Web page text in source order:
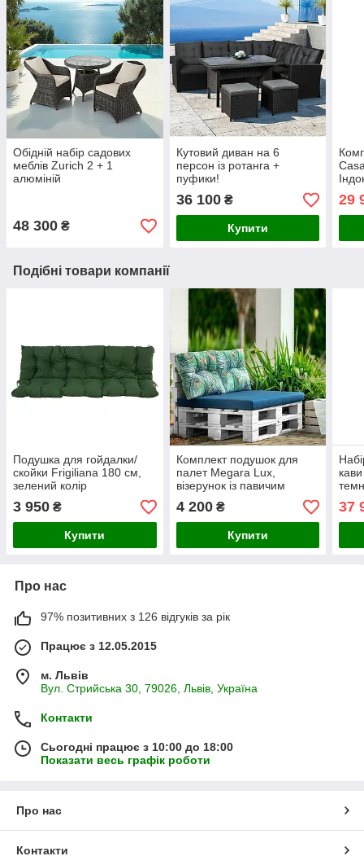
Обідній набір садових
меблів Zurich 2 + 1
алюміній
48 300 ₴
Кутовий диван на 6
персон із ротанга +
пуфики!
36 100₴
Купити
29
Подібні товари компанії
Подушка для гойдалки/
скойки Frigiliana 180 см,
зелений колір
3 950 ₴
Купити
Комплект подушок для
палет Megara Lux,
візерунок із павичим
4 200₴
Купити
37
Про нас
97% позитивних з 126 відгуків за рік
Працює з 12.05.2015
м. Львів
Вул. Стрийська 30, 79026, Львів, Україна
Контакти
Сьогодні працює з 10:00 до 18:00
Показати весь графік роботи
Про нас
Контакти